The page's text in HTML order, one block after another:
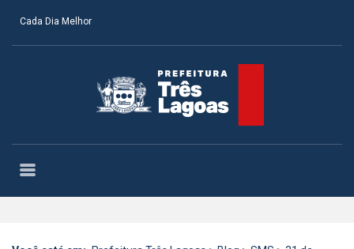
Cada Dia Melhor